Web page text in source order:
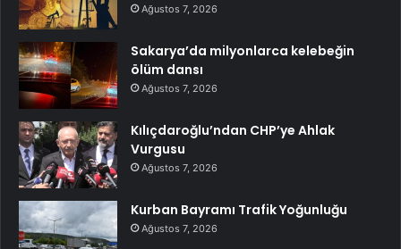
Ağustos 7, 2026
Sakarya’da milyonlarca kelebeğin
ölüm dansı
Ağustos 7, 2026
Kılıçdaroğlu’ndan CHP’ye Ahlak
Vurgusu
Ağustos 7, 2026
Kurban Bayramı Trafik Yoğunluğu
Ağustos 7, 2026